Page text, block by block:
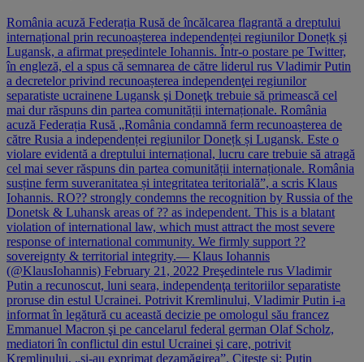
România acuză Federația Rusă de încălcarea flagrantă a dreptului
internațional prin recunoașterea independenței regiunilor Donețk și
Lugansk, a afirmat președintele Iohannis. Într-o postare pe Twitter,
în engleză, el a spus că semnarea de către liderul rus Vladimir Putin
a decretelor privind recunoașterea independenţei regiunilor
separatiste ucrainene Lugansk şi Doneţk trebuie să primească cel
mai dur răspuns din partea comunității internaționale. România
acuză Federația Rusă „România condamnă ferm recunoașterea de
către Rusia a independenței regiunilor Donețk și Lugansk. Este o
violare evidentă a dreptului internațional, lucru care trebuie să atragă
cel mai sever răspuns din partea comunității internaționale. România
susține ferm suveranitatea și integritatea teritorială”, a scris Klaus
Iohannis. RO?? strongly condemns the recognition by Russia of the
Donetsk & Luhansk areas of ?? as independent. This is a blatant
violation of international law, which must attract the most severe
response of international community. We firmly support ??
sovereignty & territorial integrity.— Klaus Iohannis
(@KlausIohannis) February 21, 2022 Preşedintele rus Vladimir
Putin a recunoscut, luni seara, independenţa teritoriilor separatiste
proruse din estul Ucrainei. Potrivit Kremlinului, Vladimir Putin i-a
informat în legătură cu această decizie pe omologul său francez
Emmanuel Macron şi pe cancelarul federal german Olaf Scholz,
mediatori în conflictul din estul Ucrainei şi care, potrivit
Kremlinului, „şi-au exprimat dezamăgirea”. Citește și: Putin